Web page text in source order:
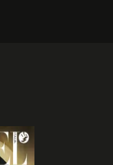
le maison